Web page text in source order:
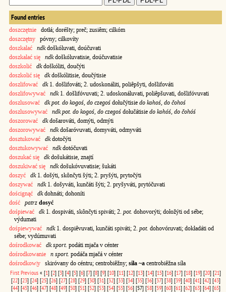
Found entries
doszczętnie dotłá; doréšty; preč; zusiêm; ciłkóm
doszczętny póvny; ciłkovíty
doszkalać
ndkdoškóluvati, doúčuvati
doszkalać się
ndkdoškóluvatisie, doúčuvatisie
doszkolić
dkdoškóliti, doučýti
doszkolić się
dkdoškólitisie, doučýtisie
doszlifować
dk1. došlifováti; 2. udoskonáliti, poliêpšyti, došlifováti
doszlifowywać
ndk1. došlifóvuvati; 2. udoskonáluvati, poliêpšuvati, došlifóvuvati
doszlusować
dk pot. do kogoś, do czegoś dołučýtisie do kohoś, do čohoś
doszlusowywać
ndk pot. do kogoś, do czegoś dołučátisie do kohóś, do čohóś
doszorować
dkdošarováti, domýti, odmýti
doszorowywać
ndkdošaróvuvati, domyváti, odmyváti
dosztukować
dkdotočýti
dosztukowywać
ndkdotóčuvati
doszukać się
dkdošukátisie, znajtí
doszukiwać się
ndkdošukóvuvatisie; šukáti
doszyć
dk1. došýti, skônčyti šýti; 2. pryšýti, prytočýti
doszywać
ndk1. došyváti, kunčáti šýti; 2. pryšyváti, prytóčuvati
doścignąć
dkdohnáti; dohoníti
dość
patrz dosyć
dośpiewać
dk1. dospiváti, skônčyti spiváti; 2. pot. dohovorýti; dołožýti od sébe;
výdumati
dośpiewywać
ndk1. dospiêvuvati, kunčáti spiváti; 2. pot. dohovóruvati; dokładáti od
sébe; vydúmuvati
dośrodkować
dk sport. podáti mjača v cénter
dośrodkowanie
n sport. podáča mjačá v cénter
dośrodkow|y skiróvany do céntru; centrobiêžny; siła ~a centrobiêžna síła
First Previous « [1] [2] [3] [4] [5] [6] [7] [8] [9] [10] [11] [12] [13] [14] [15] [16] [17] [18] [19] [20] [21]
[22] [23] [24] [25] [26] [27] [28] [29] [30] [31] [32] [33] [34] [35] [36] [37] [38] [39] [40] [41] [42] [43]
[44] [45] [46] [47] [48] [49] [50] [51] [52] [53] [54] [55] [56] [57] [58] [59] [60] [61] [62] [63] [64] [65]